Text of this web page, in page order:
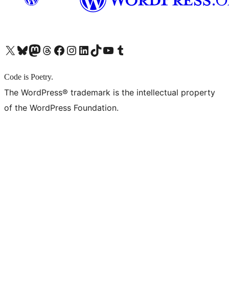
X (旧 Twitter) アカウントへBluesky アカウントへMastodon アカウントへThreads アカウントへ Facebook ページへInstagram アカウントへ LinkedIn アカウントへTikTok アカウントへYouTube チャンネルへ Tumblr アカウントへ
Code is Poetry.
The WordPress® trademark is the intellectual property
of the WordPress Foundation.